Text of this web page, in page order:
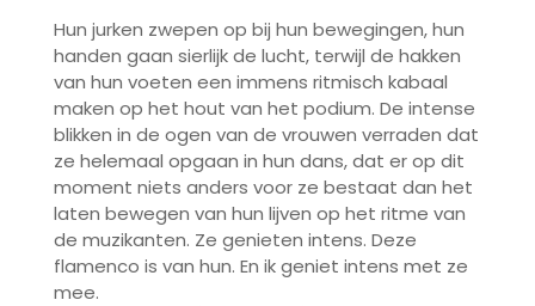
Hun jurken zwepen op bij hun bewegingen, hun
handen gaan sierlijk de lucht, terwijl de hakken
van hun voeten een immens ritmisch kabaal
maken op het hout van het podium. De intense
blikken in de ogen van de vrouwen verraden dat
ze helemaal opgaan in hun dans, dat er op dit
moment niets anders voor ze bestaat dan het
laten bewegen van hun lijven op het ritme van
de muzikanten. Ze genieten intens. Deze
flamenco is van hun. En ik geniet intens met ze
mee.